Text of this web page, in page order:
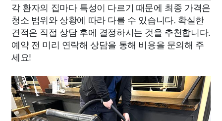
각 환자의 집마다 특성이 다르기 때문에 최종 가격은
청소 범위와 상황에 따라 다를 수 있습니다. 확실한
견적은 직접 상담 후에 결정하시는 것을 추천합니다.
예약 전 미리 연락해 상담을 통해 비용을 문의해 주
세요!